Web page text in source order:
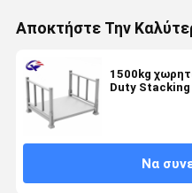
Αποκτήστε Την
1500kg
Duty Stacking
Να